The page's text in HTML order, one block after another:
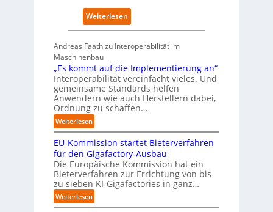
z
1
e
i
g
s
c
h
r
o
s
t
Weiterlesen:
Ü
e
n
a
h
m
e
c
h
r
u
Andreas Faath zu Interoperabilität im
Maschinenbau
„Es kommt auf die Implementierung an“
Interoperabilität vereinfacht vieles. Und
gemeinsame Standards helfen
Anwendern wie auch Herstellern dabei,
Ordnung zu schaffen…
Weiterlesen:
„
E
s
k
o
m
m
t
EU-Kommission startet Bieterverfahren
für den Gigafactory-Ausbau
Die Europäische Kommission hat ein
Bieterverfahren zur Errichtung von bis
zu sieben KI-Gigafactories in ganz…
Weiterlesen:
E